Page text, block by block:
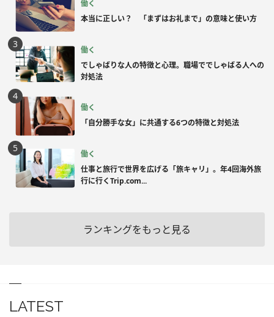
働く
本当に正しい？ 「まずはお礼まで」の意味と使い方
働く
でしゃばりな人の特徴と心理。職場ででしゃばる人への
対処法
働く
「自分勝手な女」に共通する6つの特徴と対処法
働く
仕事と旅行で世界を広げる「旅キャリ」。年4回海外旅
行に行くTrip.com...
ランキングをもっと見る
LATEST